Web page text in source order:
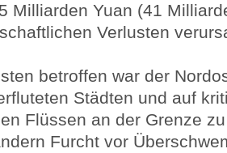
Milliarden Yuan (41
Verlusten
betroffen war der
Städten und auf
Flüssen an der Grenze
Furcht vor